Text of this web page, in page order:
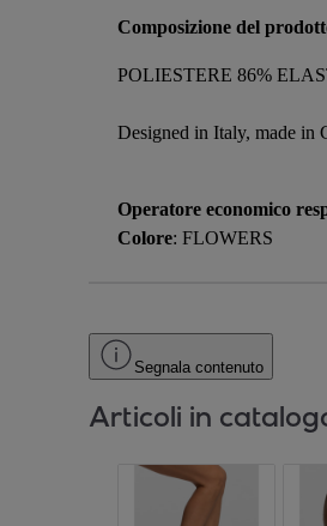
Composizione del
POLIESTERE 86%
Designed in Italy, made in
Operatore economico
Colore: FLOWERS
Segnala contenuto
Articoli in